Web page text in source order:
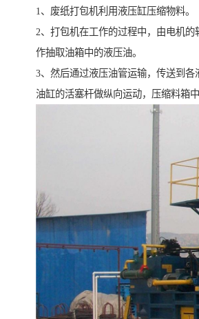
1、废纸打包机利用液压缸压缩物料。
2、打包机在工作的过程中，由电机的
作抽取油箱中的液压油。
3、然后通过液压油管运输，传送到各
油缸的活塞杆做纵向运动，压缩料箱中